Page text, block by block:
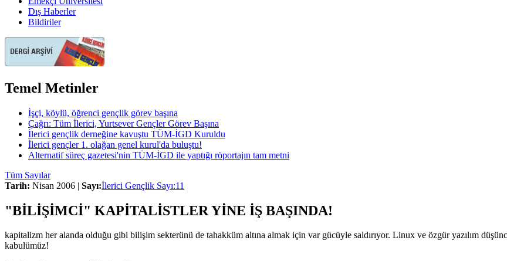
Dış Haberler
Bildiriler
Temel Metinler
İşçi, köylü, öğrenci gençlik görev başına
Çağrı: Tüm İlerici, Yurtsever Gençler Görev Başına
İlerici gençlik derneğine kavuştu TÜM-İGD Kuruldu
İlerici gençler 1. olağan genel kurul'da buluştu!
Alternatif süreç gazetesi'nin TÜM-İGD ile yaptığı röportajın tam metni
Tüm Sayılar
Tarih: Nisan 2006 | Sayı:İlerici Gençlik Sayı:11
"BİLİŞİMCİ" KAPİTALİSTLER YİNE İŞ BAŞINDA!
kapitalizm her alanda olduğu gibi bilişim sekterünü de tahakküm altına almak için var gücüyle saldırıyor. Linux ve özgür yazılım
kabulümüz!